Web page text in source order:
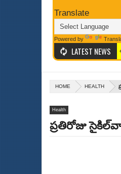
Translate
Powered by
LATEST NEWS
ఫీల్డ్ నుంచి ఆధ్యాత్మిక మార్గం వైపు శభాష్
HOME HEALTH
Health
ప్రతిరోజు